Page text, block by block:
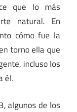
que lo más
natural. En
cómo fue la
torno ella que
incluso los
él.
algunos de los